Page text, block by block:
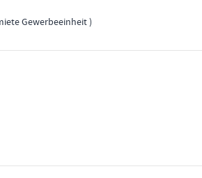
Gewerbeeinheit